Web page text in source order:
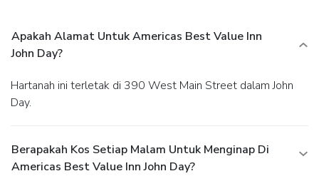
Apakah Alamat Untuk Americas Best Value Inn
John Day?
Hartanah ini terletak di 390 West Main Street dalam John
Day.
Berapakah Kos Setiap Malam Untuk Menginap Di
Americas Best Value Inn John Day?